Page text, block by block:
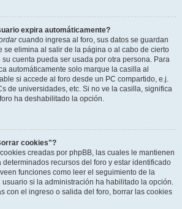
expira automáticamente?
cuando ingresa al foro, sus datos se guardan
se elimina al salir de la página o al cabo de cierto
cuenta pueda ser usada por otra persona. Para
automáticamente solo marque la casilla al
si accede al foro desde un PC compartido, e.j.
de universidades, etc. Si no ve la casilla, significa
ha deshabilitado la opción.
cookies"?
creadas por phpBB, las cuales le mantienen
recursos del foro y estar identificado
funciones como leer el seguimiento de la
si la administración ha habilitado la opción.
con el ingreso o salida del foro, borrar las cookies